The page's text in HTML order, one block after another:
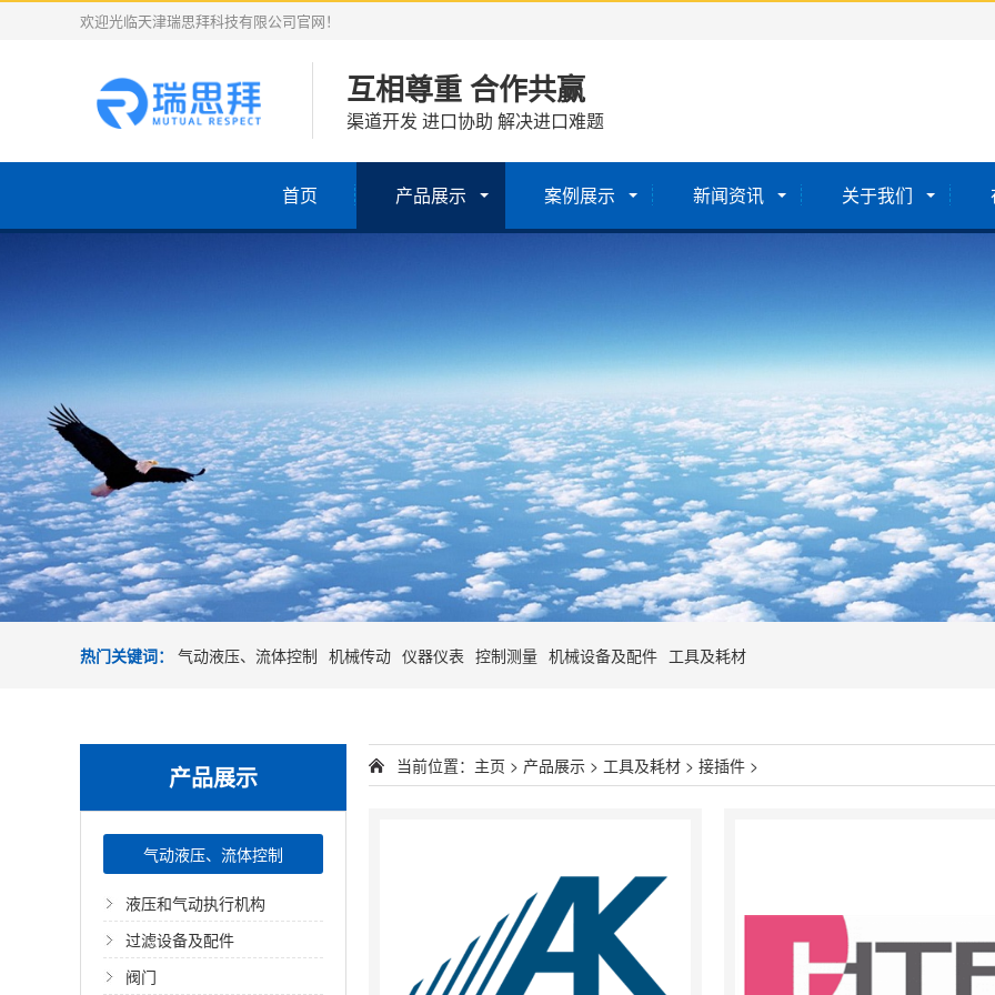
欢迎光临天津瑞思拜科技有限公司官网！
互相尊重 合作共赢
渠道开发 进口协助 解决进口难题
首页 产品展示 案例展示 新闻资讯 关于我们
热门关键词： 气动液压、流体控制 机械传动 仪器仪表 控制测量 机械设备及配件 工具及耗材
产品展示
气动液压、流体控制
液压和气动执行机构
过滤设备及配件
阀门
当前位置： 主页 > 产品展示 > 工具及耗材 > 接插件 >